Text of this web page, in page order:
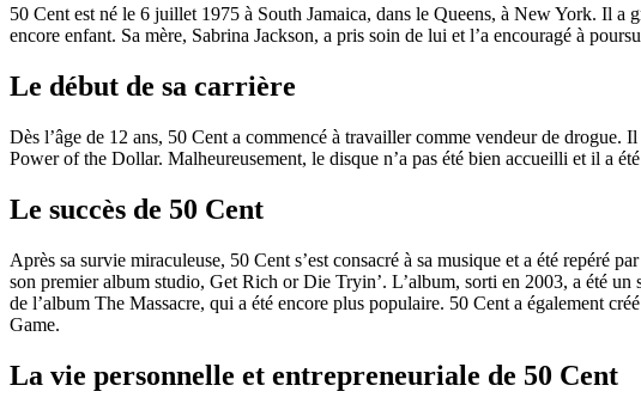
50 Cent est né le 6 juillet 1975 à South Jamaica, dans le Queens, à New York. Il
encore enfant. Sa mère, Sabrina Jackson, a pris soin de lui et l’a encouragé à
Le début de sa carrière
Dès l’âge de 12 ans, 50 Cent a commencé à travailler comme vendeur de drogue.
Power of the Dollar. Malheureusement, le disque n’a pas été bien accueilli et il a
Le succès de 50 Cent
Après sa survie miraculeuse, 50 Cent s’est consacré à sa musique et a été
son premier album studio, Get Rich or Die Tryin’. L’album, sorti en 2003, a été
de l’album The Massacre, qui a été encore plus populaire. 50 Cent a également
Game.
La vie personnelle et entrepreneuriale de 50 Cent